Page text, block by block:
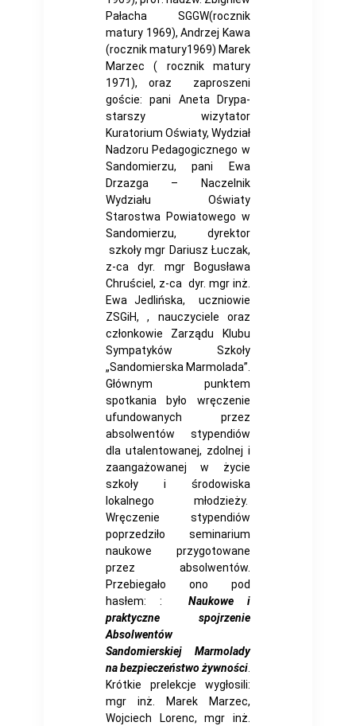
Pałacha SGGW(rocznik
matury 1969), Andrzej Kawa
(rocznik matury1969) Marek
Marzec ( rocznik matury
1971), oraz zaproszeni
goście: pani Aneta Drypa-
starszy wizytator
Kuratorium Oświaty, Wydział
Nadzoru Pedagogicznego w
Sandomierzu, pani Ewa
Drzazga – Naczelnik
Wydziału Oświaty
Starostwa Powiatowego w
Sandomierzu, dyrektor
szkoły mgr Dariusz Łuczak,
z-ca dyr. mgr Bogusława
Chruściel, z-ca dyr. mgr inż.
Ewa Jedlińska, uczniowie
ZSGiH, , nauczyciele oraz
członkowie Zarządu Klubu
Sympatyków Szkoły
„Sandomierska Marmolada”.
Głównym punktem
spotkania było wręczenie
ufundowanych przez
absolwentów stypendiów
dla utalentowanej, zdolnej i
zaangażowanej w życie
szkoły i środowiska
lokalnego młodzieży.
Wręczenie stypendiów
poprzedziło seminarium
naukowe przygotowane
przez absolwentów.
Przebiegało ono pod
hasłem: :Naukowe i
praktyczne spojrzenie
Absolwentów
Sandomierskiej Marmolady
na bezpieczeństwo żywności.
Krótkie prelekcje wygłosili:
mgr inż. Marek Marzec,
Wojciech Lorenc, mgr inż.